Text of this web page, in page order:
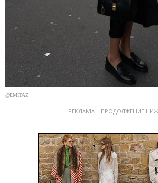
@EMITAZ
РЕКЛАМА – ПРОДОЛЖЕНИЕ